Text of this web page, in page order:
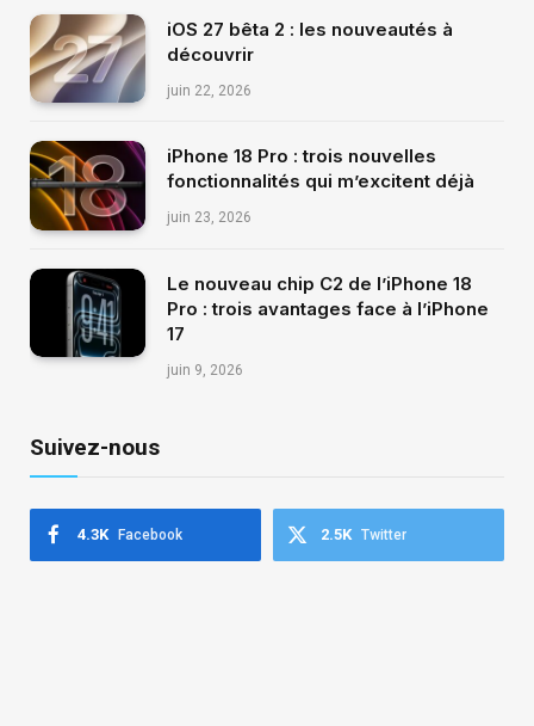
iOS 27 bêta 2 : les nouveautés à
découvrir
juin 22, 2026
iPhone 18 Pro : trois nouvelles
fonctionnalités qui m’excitent déjà
juin 23, 2026
Le nouveau chip C2 de l’iPhone 18
Pro : trois avantages face à l’iPhone
17
juin 9, 2026
Suivez-nous
Facebook
4.3K Twitter
2.5K